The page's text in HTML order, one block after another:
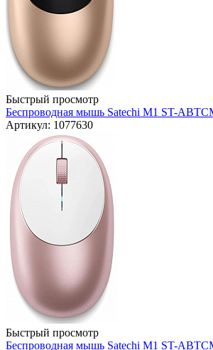
Быстрый просмотр
Беспроводная мышь Satechi M1 ST-
Артикул: 1077630
Быстрый просмотр
Беспроводная мышь Satechi M1 ST-